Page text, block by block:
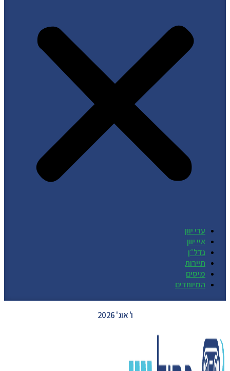
ערי יוון
איי יוון
נדל״ן
תיירות
מיסים
המיוחדים
ו' אוג' 2026